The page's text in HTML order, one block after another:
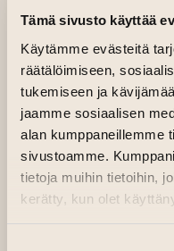
Tämä sivusto käyttää
Käytämme evästeitä
räätälöimiseen,
tukemiseen ja
jaamme sosiaalisen
alan kumppaneillemme
sivustoamme.
tietoja muihin tietoihin,
kerätty, kun olet
lähtökohtaisesti
fantasiaa… mutta
(kaukaahaetulta
elokuvan
yllättävän paljon
Kestoltaan 7-
teos on luotu
varten, ja vain